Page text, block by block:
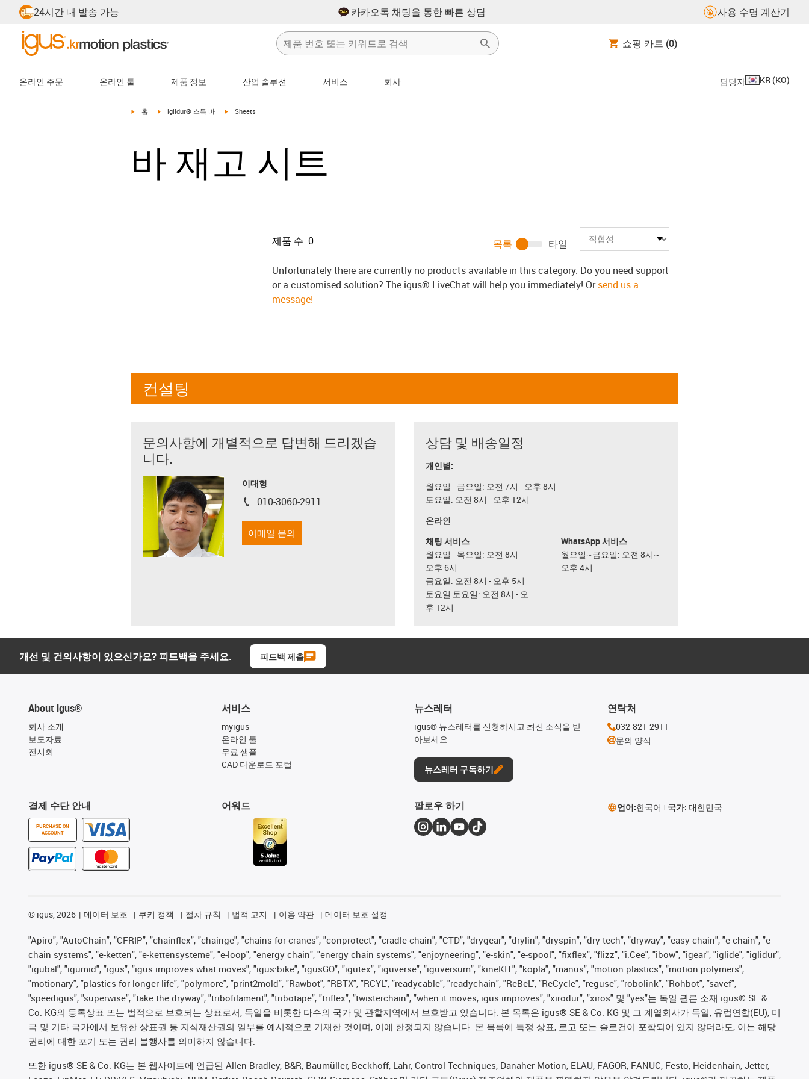
24시간 내 발송 가능 카카오톡 채팅을 통한 빠른 상담 사용 수명 계산기
쇼핑 카트 (0)
온라인 주문 온라인 툴 제품 정보 산업 솔루션 서비스 회사 담당자 KR (KO)
igus-icon-arrow-right
홈 igus-icon-arrow-right
iglidur® 스톡 바 igus-icon-arrow-right
Sheets
바 재고 시트
제품 수: 0 목록
타일
Unfortunately there are currently no products available in this category. Do you need support
or a customised solution? The igus® LiveChat will help you immediately! Orsend us a
message!
컨설팅
문의사항에 개별적으로 답변해 드리겠습
니다.
이대형
igus-icon-phone
010-3060-2911
이메일 문의
상담 및 배송일정
개인별:
월요일 - 금요일: 오전 7시 - 오후 8시
토요일: 오전 8시 - 오후 12시
온라인
채팅 서비스
월요일 - 목요일: 오전 8시 -
오후 6시
금요일: 오전 8시 - 오후 5시
토요일 토요일: 오전 8시 - 오
후 12시
WhatsApp 서비스
월요일~금요일: 오전 8시~
오후 4시
개선 및 건의사항이 있으신가요? 피드백을 주세요. 피드백 제출
About igus®
회사 소개
보도자료
전시회
결제 수단 안내
PURCHASE ON
ACCOUNT
서비스
myigus
온라인 툴
무료 샘플
CAD 다운로드 포털
어워드
뉴스레터
igus® 뉴스레터를 신청하시고 최신 소식을 받
아보세요.
뉴스레터 구독하기
연락처
032-821-2911
문의 양식
팔로우 하기 언어:한국어 국가: 대한민국
© igus, 2026 데이터 보호 쿠키 정책 절차 규칙 법적 고지 이용 약관 데이터 보호 설정
"Apiro", "AutoChain", "CFRIP", "chainflex", "chainge", "chains for cranes", "conprotect", "cradle-chain", "CTD", "drygear", "drylin", "dryspin", "dry-tech", "dryway", "easy chain", "e-chain", "e-
chain systems", "e-ketten", "e-kettensysteme", "e-loop", "energy chain", "energy chain systems", "enjoyneering", "e-skin", "e-spool", "fixflex", "flizz", "i.Cee", "ibow", "igear", "iglide", "iglidur",
"igubal", "igumid", "igus", "igus improves what moves", "igus:bike", "igusGO", "igutex", "iguverse", "iguversum", "kineKIT", "kopla", "manus", "motion plastics", "motion polymers",
"motionary", "plastics for longer life", "polymore", "print2mold", "Rawbot", "RBTX", "RCYL", "readycable", "readychain", "ReBeL", "ReCycle", "reguse", "robolink", "Rohbot", "savef",
"speedigus", "superwise", "take the dryway", "tribofilament", "tribotape", "triflex", "twisterchain", "when it moves, igus improves", "xirodur", "xiros" 및 "yes"는 독일 쾰른 소재 igus® SE &
Co. KG의 등록상표 또는 법적으로 보호되는 상표로서, 독일을 비롯한 다수의 국가 및 관할지역에서 보호받고 있습니다. 본 목록은 igus® SE & Co. KG 및 그 계열회사가 독일, 유럽연합(EU), 미
국 및 기타 국가에서 보유한 상표권 등 지식재산권의 일부를 예시적으로 기재한 것이며, 이에 한정되지 않습니다. 본 목록에 특정 상표, 로고 또는 슬로건이 포함되어 있지 않더라도, 이는 해당
권리에 대한 포기 또는 권리 불행사를 의미하지 않습니다.
또한 igus® SE & Co. KG는 본 웹사이트에 언급된 Allen Bradley, B&R, Baumüller, Beckhoff, Lahr, Control Techniques, Danaher Motion, ELAU, FAGOR, FANUC, Festo, Heidenhain, Jetter,